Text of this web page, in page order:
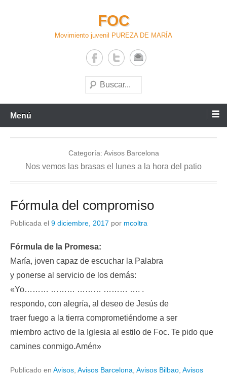
FOC
Movimiento juvenil PUREZA DE MARÍA
Buscar
Menú
Categoría: Avisos Barcelona
Nos vemos las brasas el lunes a la hora del patio
Fórmula del compromiso
Publicada el 9 diciembre, 2017 por mcoltra
Fórmula de la Promesa:
María, joven capaz de escuchar la Palabra
y ponerse al servicio de los demás:
«Yo……… ……… ……… ……… …. .
respondo, con alegría, al deseo de Jesús de
traer fuego a la tierra comprometiéndome a ser
miembro activo de la Iglesia al estilo de Foc. Te pido que
camines conmigo.Amén»
Publicado en Avisos Avisos Barcelona Avisos Bilbao Avisos